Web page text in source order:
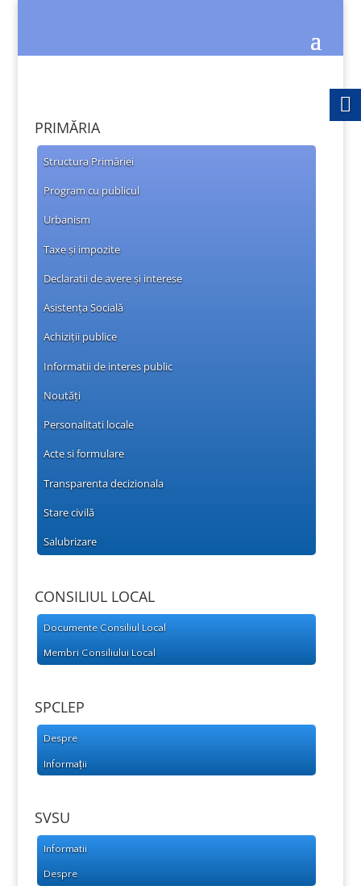
PRIMĂRIA
Structura Primăriei
Program cu publicul
Urbanism
Taxe și impozite
Declaratii de avere și interese
Asistența Socială
Achiziții publice
Informatii de interes public
Noutăți
Personalitati locale
Acte si formulare
Transparenta decizionala
Stare civilă
Salubrizare
CONSILIUL LOCAL
Documente Consiliul Local
Membri Consiliului Local
SPCLEP
Despre
Informații
SVSU
Informatii
Despre